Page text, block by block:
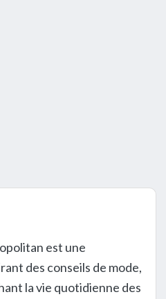
est une
des conseils de mode,
la vie quotidienne des